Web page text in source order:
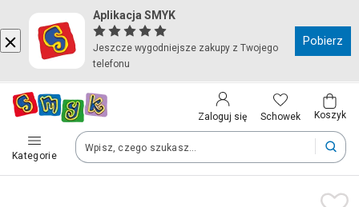
Aplikacja SMYK
Jeszcze wygodniejsze zakupy z Twojego
telefonu
Pobierz
Zaloguj się Schowek Koszyk
Kategorie
Kraj i język
Polska (Poland)
Twoje zamówienia dostarczymy na teren wybranego kraju.